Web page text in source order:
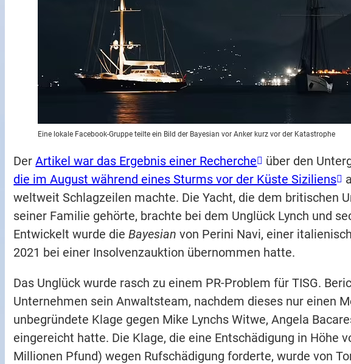
Eine lokale Facebook-Gruppe teilte ein Bild der Bayesian vor Anker kurz vor der Katastrophe
DerArtikel war das Ergebnis einer Recherche über den
die im August während eines Sturms vor der Küste Siziliens
weltweit Schlagzeilen machte. Die Yacht, die dem britischen
seiner Familie gehörte, brachte bei dem Unglück Lynch und
Entwickelt wurde dieBayesian von Perini Navi, einer
2021 bei einer Insolvenzauktion übernommen hatte.
Das Unglück wurde rasch zu einem PR-Problem für TISG.
Unternehmen sein Anwaltsteam, nachdem dieses nur einen
unbegründete Klage gegen Mike Lynchs Witwe, Angela
eingereicht hatte. Die Klage, die eine Entschädigung in Höhe
Millionen Pfund) wegen Rufschädigung forderte, wurde von